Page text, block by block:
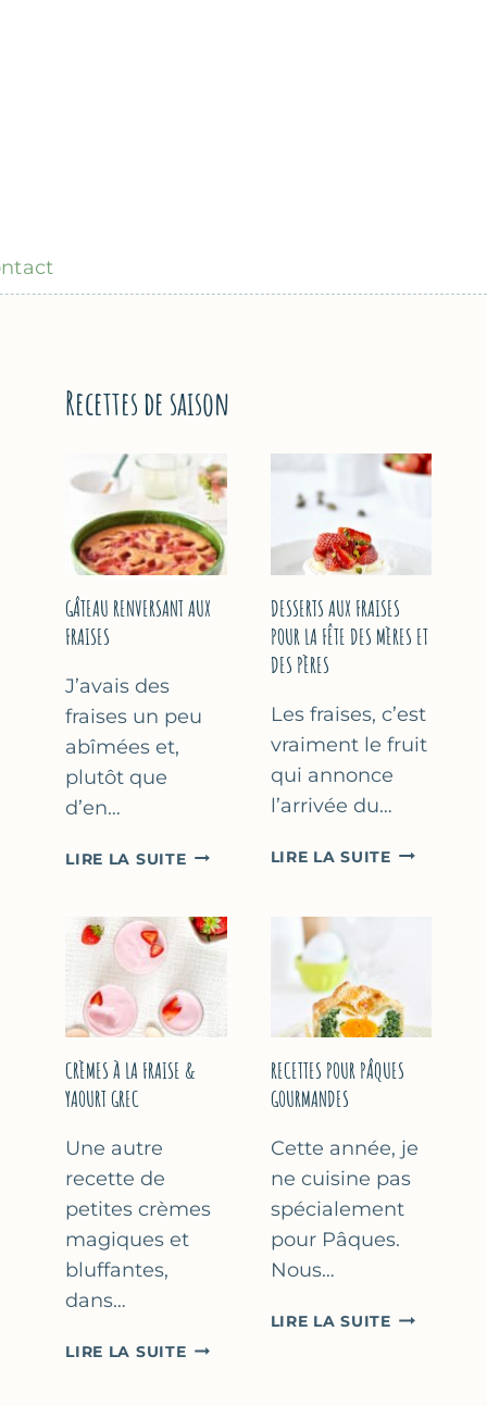
Recettes de saison
GÂTEAU RENVERSANT AUX
FRAISES
J’avais des
fraises un peu
abîmées et,
plutôt que
d’en…
LIRE LA SUITEGÂTEAU
FRAISES
DESSERTS AUX FRAISES
POUR LA FÊTE DES MÈRES ET
DES PÈRES
Les fraises, c’est
vraiment le fruit
qui annonce
l’arrivée du…
LIRE LA SUITEDESSERTS
DES
MÈRES
DES
CRÈMES À LA FRAISE &
YAOURT GREC
Une autre
recette de
petites crèmes
magiques et
bluffantes,
dans…
LIRE LA SUITECRÈMES
RECETTES POUR PÂQUES
GOURMANDES
Cette année, je
ne cuisine pas
spécialement
pour Pâques.
Nous…
LIRE LA SUITERECETTES